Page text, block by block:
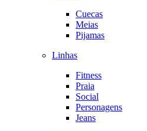
Cuecas
Meias
Pijamas
Linhas
Fitness
Praia
Social
Personagens
Jeans